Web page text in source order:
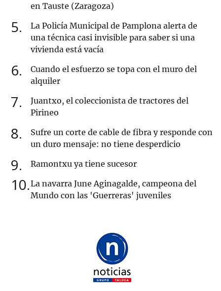
en Tauste (Zaragoza)
5
La Policía Municipal de Pamplona alerta de
una técnica casi invisible para saber si una
vivienda está vacía
6
Cuando el esfuerzo se topa con el muro del
alquiler
7
Juantxo, el coleccionista de tractores del
Pirineo
8
Sufre un corte de cable de fibra y responde con
un duro mensaje: no tiene desperdicio
9 Ramontxu ya tiene sucesor
10 La navarra June Aginagalde, campeona del
Mundo con las 'Guerreras' juveniles